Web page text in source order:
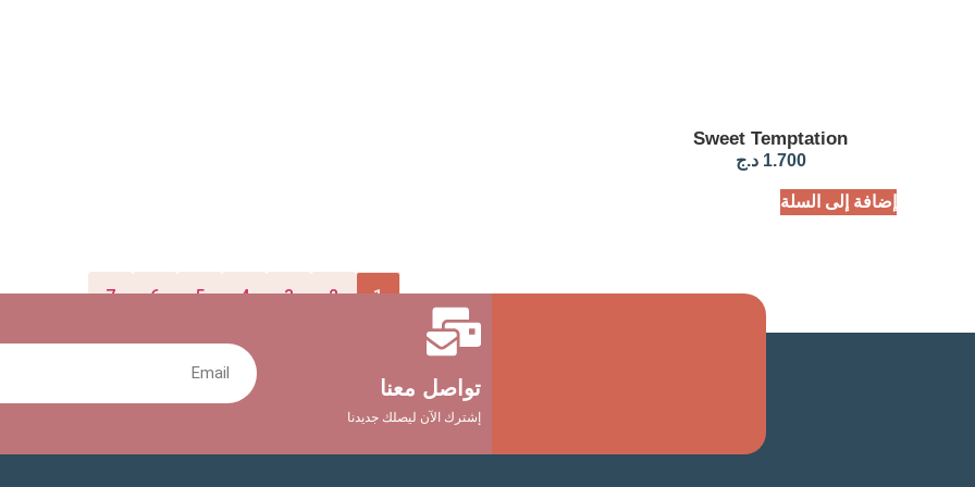
Sweet Temptation
1.700 د.ج
إضافة إلى السلة
1
2
3
4
5
6
7
تواصل معنا
إشترك الآن ليصلك جديدنا